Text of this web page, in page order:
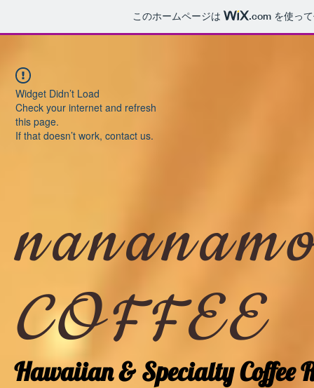
このホームページは .comを使って
COFFEE
Hawaiian & Specialty Coffee
Widget Didn’t Load
Check your internet and refresh
this page.
If that doesn’t work, contact us.